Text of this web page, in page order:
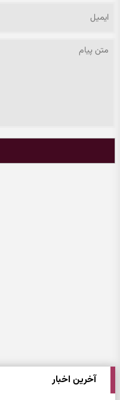
آخرین اخبار